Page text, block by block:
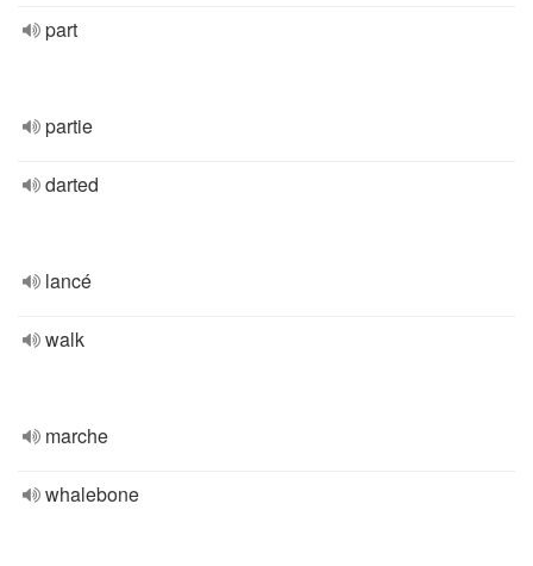
part
partie
darted
lancé
walk
marche
whalebone